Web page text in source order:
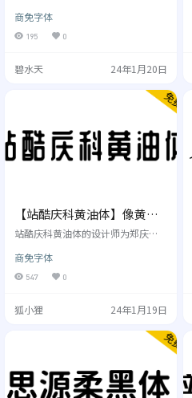
挂。手写字有着强烈的人文气息，
不管身在何处，请告诉远在家乡的
父母，我很好；不管彼此离的有多
纸短情长，见字如面 项目顾问：乔
亚； 手写作者：李雨； 小组成员：
秦园园 版权信息： 从书写到扫描、
程很冗长。汉字的字库开发数量庞
大，开发过程中个别字体可能不够…
商免字体
195 0
碧水天 24年1月20日
【站酷庆科黄油体】像黄油
一样圆润，甜而不腻有趣味
站酷庆科黄油体的设计师为郑庆
0字符集标准，采用TrueType和Ope
nType两种格式，共收容汉字9181
自2014年的一次公益造字活动。由
波及刘兵克发起这个项目，并设计
9名设计师分别完成，最终一套…
商免字体
547 0
狐小狸 24年1月19日